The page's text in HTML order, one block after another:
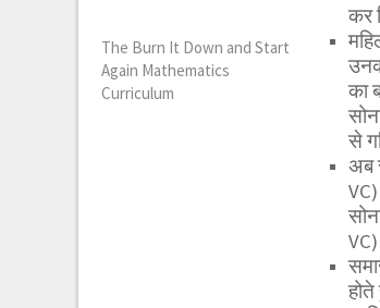
कर
का
से
अब
The Burn It Down and Start
Again Mathematics
Curriculum